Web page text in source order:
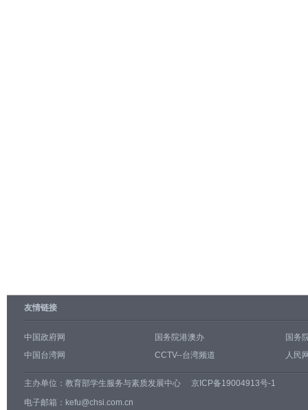
友情链接
中国政府网 国务院港澳办
国务
中国台湾网
CCTV--台湾频道 人民
主办单位： 教育部学生服务与素质发展中心
京ICP备19004913号-1
电子邮箱：kefu@chsi.com.cn